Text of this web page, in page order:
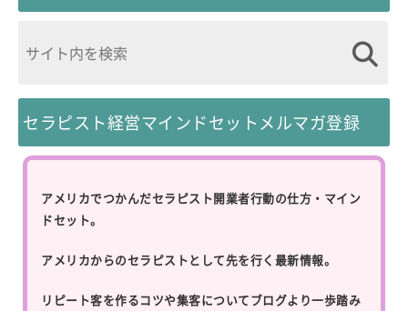
セラピスト経営マインドセットメルマガ登録
アメリカでつかんだセラピスト開業者行動の仕方・マイン
ドセット。
アメリカからのセラピストとして先を行く最新情報。
リピート客を作るコツや集客についてブログより一歩踏み